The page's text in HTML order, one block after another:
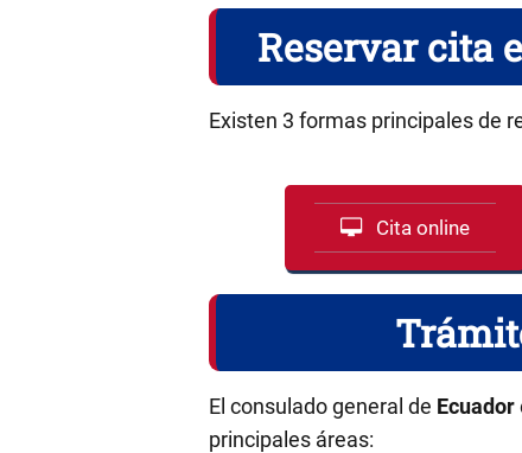
Reservar cita
Existen 3 formas principales de
Cita online
El consulado general de Ecuador
principales áreas: